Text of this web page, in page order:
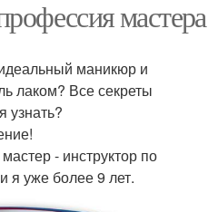
мастера
маникюр и
лаком? Все секреты
узнать?
- инструктор по
я уже более 9 лет.